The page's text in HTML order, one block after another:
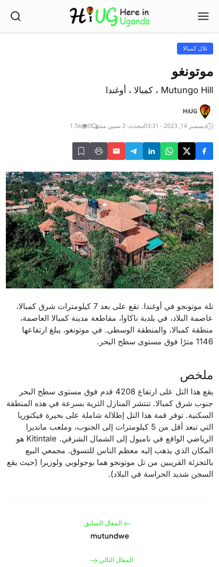
تلال كمبالا
موتونغو
Mutungo Hill ، كمبالا ، أوغندا
HiUG
ديسمبر 14, 2023 - 03:31
محدث: 2 سنين منذ 0
1.5k
تلة موتونجو في أوغندا. تقع على بعد 7 كيلومترات شرق كمبالا،
عاصمة البلاد، في بلدية ناكاوا، مقاطعة مدينة كمبالا العاصمة،
منطقة كمبالا، والمنطقة الوسطى. في موتونغو، يبلغ ارتفاعها
1146 مترًا فوق مستوى سطح البحر.
ملخص
يقع هذا التل على ارتفاع 4208 قدم فوق مستوى سطح البحر
جنوب شرق كمبالا. تنتشر المنازل الثرية بسرعة في هذه المنطقة
السكنية. توفر قمة هذا التل إطلالة شاملة على بحيرة فيكتوريا
التي تبعد أقل من 5 كيلومترات إلى الجنوب، وملعب مانديرا
الرياضي الواقع في نامبول إلى الشمال الشرقي. Kitintale هو
المكان الذي يذهب إليه معظم الناس للتسوق. مجمعي البيع
بالتجزئة القريبين من تل موتونجو هما بوجولوبي ولوزيرا (حيث يقع
السجن شديد الحراسة في البلاد).
المقال السابق
mutundwe
المقال التالي